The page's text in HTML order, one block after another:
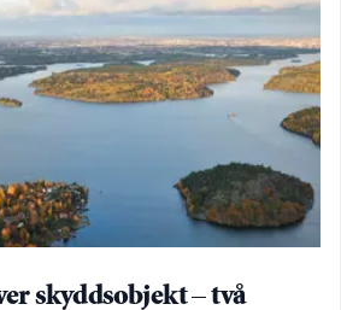
skyddsobjekt – två